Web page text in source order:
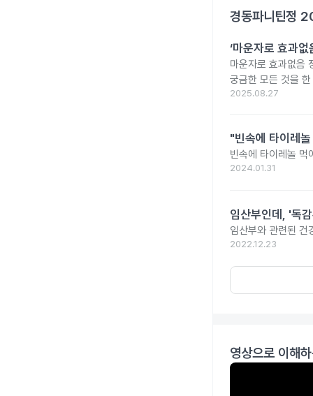
경동파니틴정
‘마운자로 효과
마운자로 효과없음
궁금한 모든 것을
2025.08.27
"빈속에 타이레
빈속에 타이레놀 먹
2024.01.31
임산부인데, '독
임산부와 관련된 건
2022.12.23
영상으로 이해